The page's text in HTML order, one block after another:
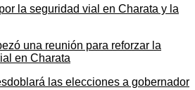
una reunión para reforzar la
en Charata